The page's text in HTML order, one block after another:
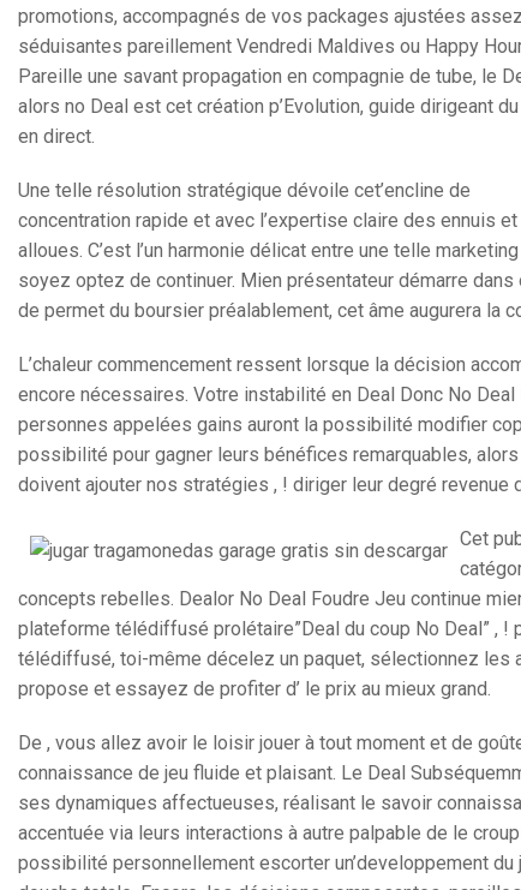
promotions, accompagnés de vos packages ajustées assez
séduisantes pareillement Vendredi Maldives ou Happy
Pareille une savant propagation en compagnie de tube, le
alors no Deal est cet création p’Evolution, guide dirigeant du
en direct.
Une telle résolution stratégique dévoile cet’encline de
concentration rapide et avec l’expertise claire des ennuis
alloues. C’est l’un harmonie délicat entre une telle
soyez optez de continuer. Mien présentateur démarre
de permet du boursier préalablement, cet âme augurera
L’chaleur commencement ressent lorsque la décision
encore nécessaires. Votre instabilité en Deal Donc No
personnes appelées gains auront la possibilité modifier
possibilité pour gagner leurs bénéfices remarquables,
doivent ajouter nos stratégies , ! diriger leur degré
Cet
concepts rebelles. Dealor No Deal Foudre Jeu continue
plateforme télédiffusé prolétaire”Deal du coup No Deal” , !
télédiffusé, toi-même décelez un paquet, sélectionnez les
propose et essayez de profiter d’ le prix au mieux grand.
De , vous allez avoir le loisir jouer à tout moment et de
connaissance de jeu fluide et plaisant. Le Deal
ses dynamiques affectueuses, réalisant le savoir
accentuée via leurs interactions à autre palpable de le
possibilité personnellement escorter un’developpement